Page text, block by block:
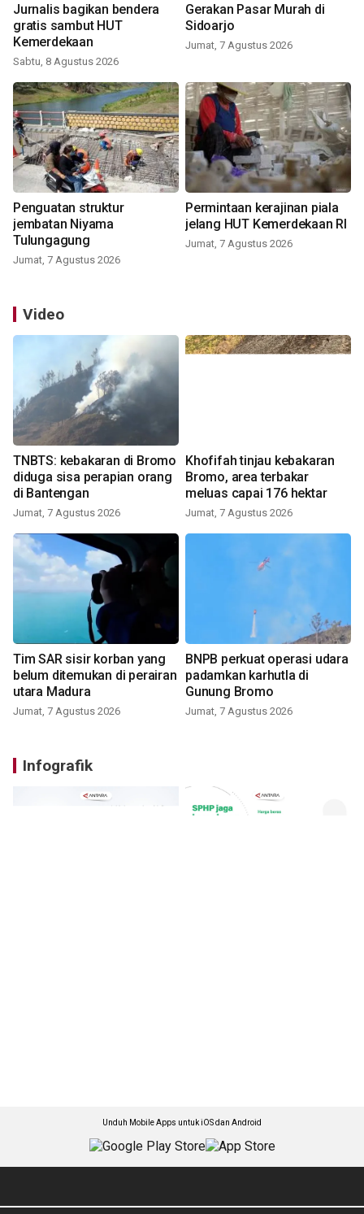
Jurnalis bagikan bendera
gratis sambut HUT
Kemerdekaan
Sabtu, 8 Agustus 2026
Gerakan Pasar Murah di
Sidoarjo
Jumat, 7 Agustus 2026
Penguatan struktur
jembatan Niyama
Tulungagung
Jumat, 7 Agustus 2026
Permintaan kerajinan piala
jelang HUT Kemerdekaan RI
Jumat, 7 Agustus 2026
Video
TNBTS: kebakaran di Bromo
diduga sisa perapian orang
di Bantengan
Jumat, 7 Agustus 2026
Khofifah tinjau kebakaran
Bromo, area terbakar
meluas capai 176 hektar
Jumat, 7 Agustus 2026
Tim SAR sisir korban yang
belum ditemukan di perairan
utara Madura
Jumat, 7 Agustus 2026
BNPB perkuat operasi udara
padamkan karhutla di
Gunung Bromo
Jumat, 7 Agustus 2026
Infografik
Unduh Mobile Apps untuk iOS dan Android